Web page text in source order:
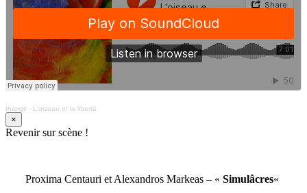
thiergir · L'oiseau et la liberté
×
Revenir sur scène !
Proxima Centauri et Alexandros Markeas – « Simulâcres«